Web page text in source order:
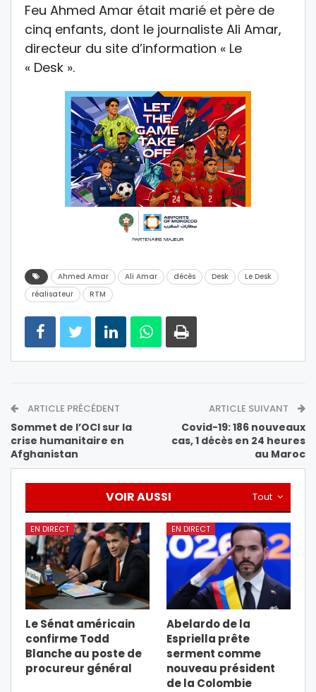
Feu Ahmed Amar était marié et père de
cinq enfants, dont le journaliste Ali Amar,
directeur du site d’information « Le
« Desk ».
Ahmed Amar Ali Amar décès Desk
Le Desk
réalisateur
RTM
ARTICLE PRÉCÉDENT
Sommet de l’OCI sur la
crise humanitaire en
Afghanistan
ARTICLE SUIVANT
Covid-19: 186 nouveaux
cas, 1 décès en 24 heures
au Maroc
Tout
VOIR AUSSI
EN DIRECT
Le Sénat américain
confirme Todd
Blanche au poste de
procureur général
EN DIRECT
Abelardo de la
Espriella prête
serment comme
nouveau président
de la Colombie